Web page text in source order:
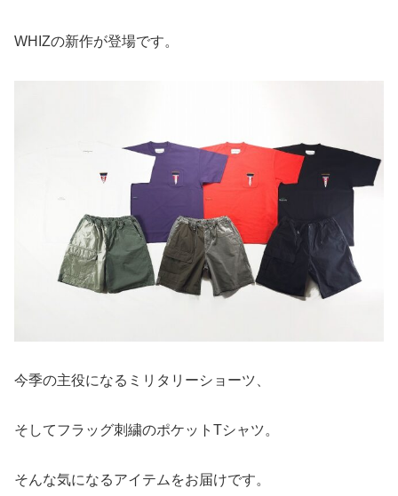
WHIZの新作が登場です。
今季の主役になるミリタリーショーツ、
そしてフラッグ刺繍のポケットTシャツ。
そんな気になるアイテムをお届けです。